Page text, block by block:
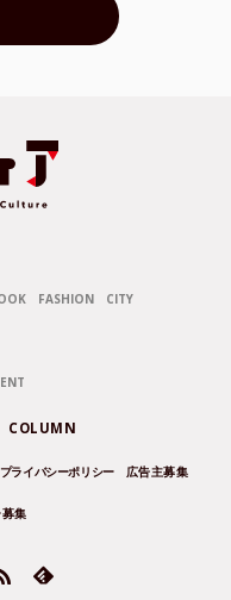
FASHION CITY
COLUMN
プライバシーポリシー 広告主募集
集